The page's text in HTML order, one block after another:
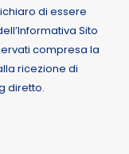
di essere
Sito
compresa la
ricezione di
diretto.